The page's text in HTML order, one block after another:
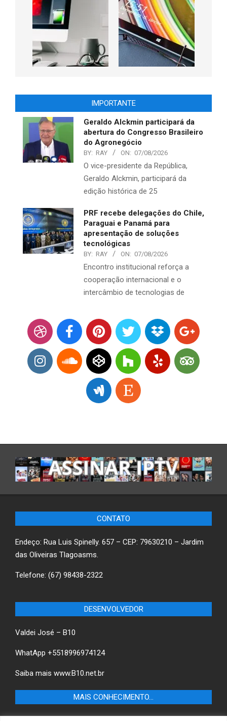
IMPORTANTE
Geraldo Alckmin participará da
abertura do Congresso Brasileiro
do Agronegócio
BY: RAY ON: 07/08/2026
O vice-presidente da República,
Geraldo Alckmin, participará da
edição histórica de 25
PRF recebe delegações do Chile,
Paraguai e Panamá para
apresentação de soluções
tecnológicas
BY: RAY ON: 07/08/2026
Encontro institucional reforça a
cooperação internacional e o
intercâmbio de tecnologias de
CONTATO
Endeço: Rua Luis Spinelly. 657 – CEP: 79630210 – Jardim
das Oliveiras Tlagoasms.
Telefone: (67) 98438-2322
DESENVOLVEDOR
Valdei José – B10
WhatApp +5518996974124
Saiba mais www.B10.net.br
MAIS CONHECIMENTO…